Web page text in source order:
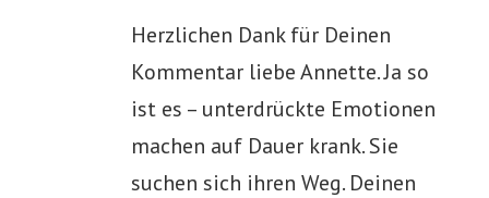
Herzlichen Dank für Deinen
Kommentar liebe Annette. Ja so
ist es – unterdrückte Emotionen
machen auf Dauer krank. Sie
suchen sich ihren Weg. Deinen